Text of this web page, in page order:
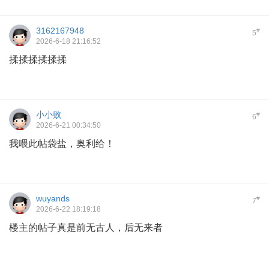
5#
3162167948
2026-6-18 21:16:52
揉揉揉揉揉揉
6#
小小败
2026-6-21 00:34:50
我喂此帖袋盐，奥利给！
7#
wuyands
2026-6-22 18:19:18
楼主的帖子真是前无古人，后无来者